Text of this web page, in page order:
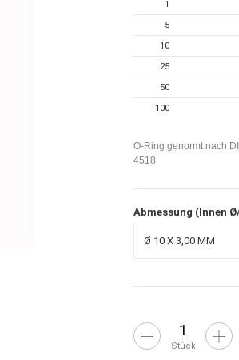
1
5
10
25
50
100
O-Ring genormt nach
4518
Abmessung (Innen
Ø 10 X 3,00 MM
Stück